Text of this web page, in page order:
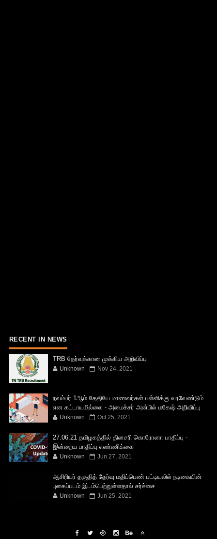
RECENT IN NEWS
TRB தேர்வுக்கான முக்கிய அறிவிப்பு
Unknown Nov 24, 2021
நவம்பர் 1ஆம் தேதியே மாணவர்கள் பள்ளிக்கு வரவேண்டும்
என கட்டாயமில்லை - அமைச்சர் அன்பில் மகேஷ் அறிவிப்பு
Unknown Oct 25, 2021
27.06.21 தமிழகத்தில் தினசரி கொரோனா பாதிப்பு -
இன்றைய பாதிப்பு எண்ணிக்கை
Unknown Jun 27, 2021
ஆசிரியர் தகுதித் தேர்வு மதிப்பெண் பட்டியலில் நடிகையின்
புகைப்படம் இடம்பெற்றுள்ளதால் சர்ச்சை
Unknown Jun 25, 2021